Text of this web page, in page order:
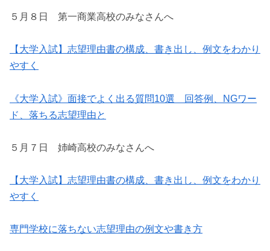
５月８日 第一商業高校のみなさんへ
【大学入試】志望理由書の構成、書き出し、例文をわかり
やすく
《大学入試》面接でよく出る質問10選 回答例、NGワー
ド、落ちる志望理由と
５月７日 姉崎高校のみなさんへ
【大学入試】志望理由書の構成、書き出し、例文をわかり
やすく
専門学校に落ちない志望理由の例文や書き方